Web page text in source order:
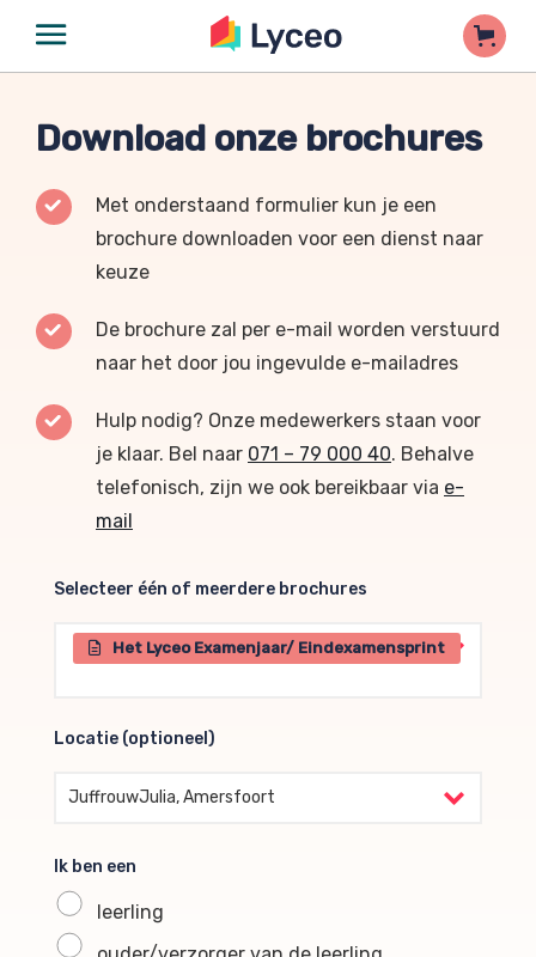
Download onze brochures
Met onderstaand formulier kun je een
brochure downloaden voor een dienst naar
keuze
De brochure zal per e-mail worden verstuurd
naar het door jou ingevulde e-mailadres
Hulp nodig? Onze medewerkers staan voor
je klaar. Bel naar 071 – 79 000 40. Behalve
telefonisch, zijn we ook bereikbaar via e-
mail
Selecteer één of meerdere brochures
Selecteer één of meerdere brochures
Het Lyceo Examenjaar/ Eindexamensprint
Locatie (optioneel)
Locatie (optioneel)
JuffrouwJulia, Amersfoort
Ik ben een
leerling